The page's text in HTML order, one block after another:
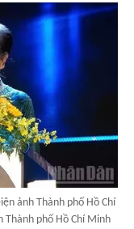
ảnh Thành phố Hồ Chí
Thành phố Hồ Chí Minh